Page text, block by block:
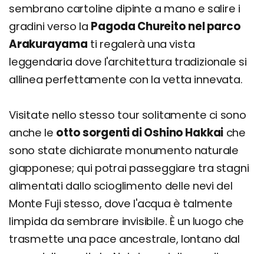
sembrano cartoline dipinte a mano e salire i
gradini verso la Pagoda Chureito nel parco
Arakurayama ti regalerà una vista
leggendaria dove l'architettura tradizionale si
allinea perfettamente con la vetta innevata.
Visitate nello stesso tour solitamente ci sono
anche le otto sorgenti di Oshino Hakkai che
sono state dichiarate monumento naturale
giapponese; qui potrai passeggiare tra stagni
alimentati dallo scioglimento delle nevi del
Monte Fuji stesso, dove l'acqua è talmente
limpida da sembrare invisibile. È un luogo che
trasmette una pace ancestrale, lontano dal